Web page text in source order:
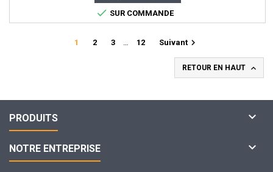
 SUR COMMANDE
1 2 3 12 Suivant 
RETOUR EN HAUT 
PRODUITS 
NOTRE ENTREPRISE 